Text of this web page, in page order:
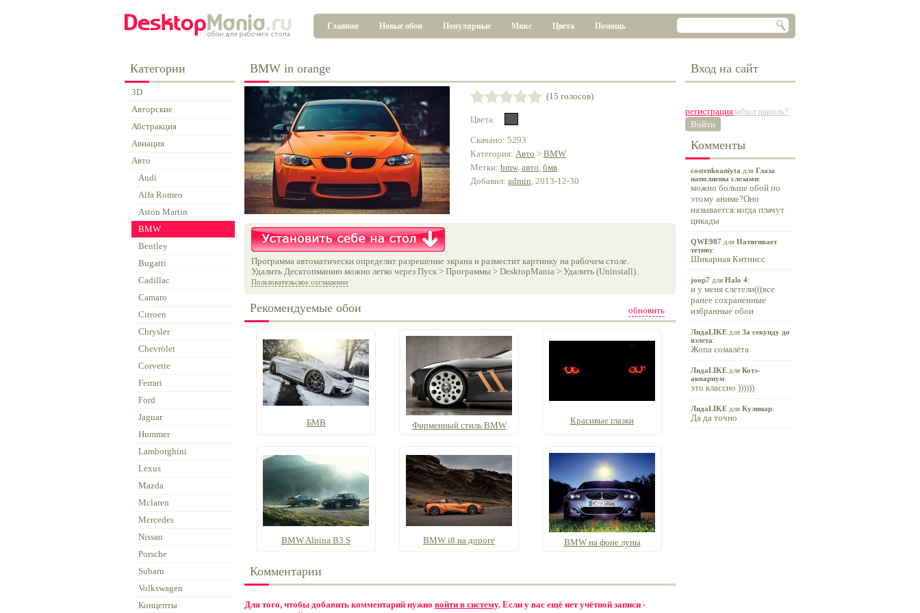
Главная Новые обои Популярные Микс Цвета Помощь
Категории
3D
Авторские
Абстракция
Авиация
Авто
Audi
Alfa Romeo
Aston Martin
BMW
Bentley
Bugatti
Cadillac
Camaro
Citroen
Chrysler
Chevrolet
Corvette
Ferrari
Ford
Jaguar
Hummer
Lamborghini
Lexus
Mazda
Mclaren
Mercedes
Nissan
Porsche
Subaru
Volkswagen
Концепты
BMW in orange
(15 голосов)
Цвета:
Скачано: 5293
Категория: Авто > BMW
Метки: bmw, авто, бмв
Добавил: admin, 2013-12-30
Программа автоматически определит разрешение экрана и разместит картинку на рабочем столе.
Удалить Десктопманию можно легко через Пуск > Программы > DesktopMania > Удалить (Uninstall).
Пользовательское соглашение
обновить
Рекомендуемые обои
БМВ Фирменный стиль BMW Красивые глазки
BMW Alpina B3 S BMW i8 на дороге BMW на фоне луны
Комментарии
Для того, чтобы добавить комментарий нужно войти в систему. Если у вас ещё нет учётной записи -
Вход на сайт
регистрациязабыл пароль?
Войти
Комменты
costenkoaniyta для Глаза
наполнены слезами:
можно больше обой по
этому аниме?Оно
называется:когда плачут
цикады
QWE987 для Натягивает
тетиву:
Шикарная Китнисс
joop7 для Halo 4:
и у меня слетели(((все
ранее сохраненные
избранные обои
ЛидаLIKE для За секунду до
взлета:
Жопа сомалёта
ЛидаLIKE для Котэ-
аквариум:
это классно ))))))
ЛидаLIKE для Кулинар:
Да да точно